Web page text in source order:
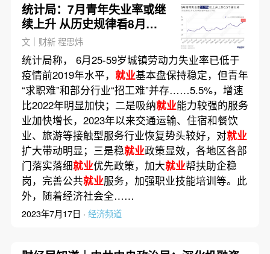
统计局：7月青年失业率或继
续上升 从历史规律看8月后
逐步下降
文｜财新 程思炜
统计局称， 6月25-59岁城镇劳动力失业率已低于
疫情前2019年水平， 就业基本盘保持稳定，但青年
“求职难”和部分行业“招工难”并存……5.5%，增速
比2022年明显加快；二是吸纳就业能力较强的服务
业加快增长，2023年以来交通运输、住宿和餐饮
业、旅游等接触型服务行业恢复势头较好，对就业
扩大带动明显；三是稳就业政策显效，各地区各部
门落实落细就业优先政策，加大就业帮扶助企稳
岗，完善公共就业服务，加强职业技能培训等。此
外，随着经济社会全……
2023年7月17日 · 经济频道